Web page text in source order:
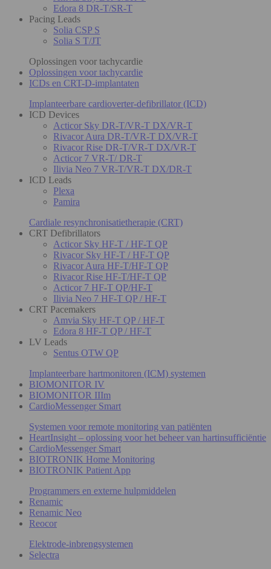
Edora 8 DR-T/SR-T
Pacing Leads
Solia CSP S
Solia S T/JT
Oplossingen voor tachycardie
Oplossingen voor tachycardie
ICDs en CRT-D-implantaten
Implanteerbare cardioverter-defibrillator (ICD)
ICD Devices
Acticor Sky DR-T/VR-T DX/VR-T
Rivacor Aura DR-T/VR-T DX/VR-T
Rivacor Rise DR-T/VR-T DX/VR-T
Acticor 7 VR-T/ DR-T
Ilivia Neo 7 VR-T/VR-T DX/DR-T
ICD Leads
Plexa
Pamira
Cardiale resynchronisatietherapie (CRT)
CRT Defibrillators
Acticor Sky HF-T / HF-T QP
Rivacor Sky HF-T / HF-T QP
Rivacor Aura HF-T/HF-T QP
Rivacor Rise HF-T/HF-T QP
Acticor 7 HF-T QP/HF-T
Ilivia Neo 7 HF-T QP / HF-T
CRT Pacemakers
Amvia Sky HF-T QP / HF-T
Edora 8 HF-T QP / HF-T
LV Leads
Sentus OTW QP
Implanteerbare hartmonitoren (ICM) systemen
BIOMONITOR IV
BIOMONITOR IIIm
CardioMessenger Smart
Systemen voor remote monitoring van patiënten
HeartInsight – oplossing voor het beheer van hartinsufficiëntie
CardioMessenger Smart
BIOTRONIK Home Monitoring
BIOTRONIK Patient App
Programmers en externe hulpmiddelen
Renamic
Renamic Neo
Reocor
Elektrode-inbrengsystemen
Selectra